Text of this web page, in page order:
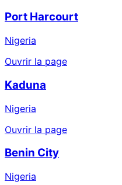
Port Harcourt
Nigeria
Ouvrir la page
Kaduna
Nigeria
Ouvrir la page
Benin City
Nigeria